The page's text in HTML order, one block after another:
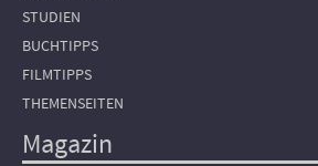
STUDIEN
BUCHTIPPS
FILMTIPPS
THEMENSEITEN
Magazin